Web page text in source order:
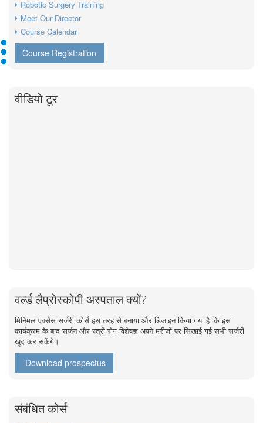
Robotic Surgery Training
Meet Our Director
Course Calendar
Course Registration
वीडियो टूर
वर्ल्ड लैप्रोस्कोपी अस्पताल क्यों?
मिनिमल एक्सेस सर्जरी कोर्स इस तरह से बनाया और डिजाइन किया गया है कि इस
कार्यक्रम के बाद सर्जन और स्त्री रोग विशेषज्ञ अपने मरीजों पर सिखाई गई सभी सर्जरी
खुद कर सकेंगे।
Download prospectus
संबंधित कोर्स